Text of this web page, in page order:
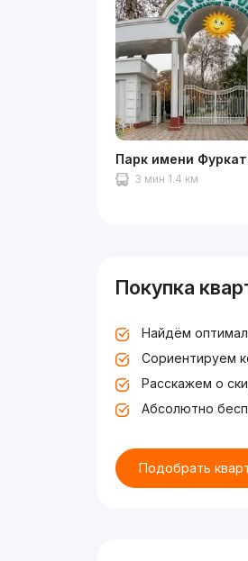
Парк имени
3 мин 1.4 км
Покупка
Найдём
Сориентируем
Расскажем о
Абсолютно
Подобрать